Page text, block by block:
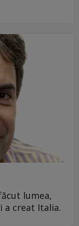
lumea,
a creat Italia.